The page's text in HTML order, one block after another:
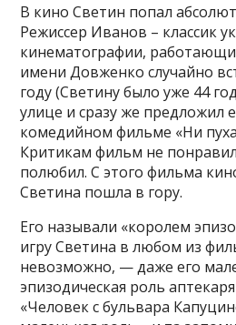
В кино Светин попал
Режиссер Иванов – классик
кинематографии,
имени Довженко случайно
году (Светину было уже 44
улице и сразу же предложил
комедийном фильме «Ни
Критикам фильм не
полюбил. С этого фильма
Светина пошла в гору.
Его называли «королем
игру Светина в любом из
невозможно, — даже его
эпизодическая роль
«Человек с бульвара